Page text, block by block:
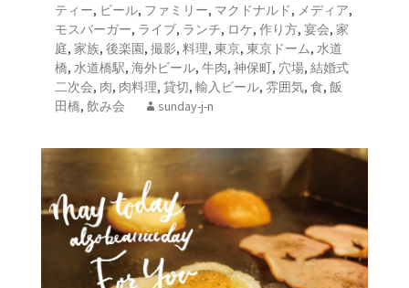
ティー, ビール, ファミリー, マクドナルド, メディア,
モスバーガー, ライブ, ランチ, ロケ, 作り方, 宴会, 家
庭, 家族, 後楽園, 撮影, 料理, 東京, 東京ドーム, 水道
橋, 水道橋駅, 海外ビール, 牛肉, 神保町, 穴場, 結婚式
二次会, 肉, 肉料理, 貸切, 輸入ビール, 雰囲気, 食, 飯
田橋, 飲み会 sunday-j-n